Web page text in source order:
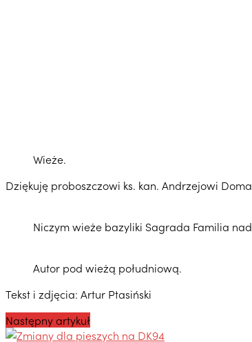
Wieże.
Dziękuję proboszczowi ks. kan. Andrzejowi
Niczym wieże bazyliki Sagrada Familia
Autor pod wieżą południową.
Tekst i zdjęcia: Artur Ptasiński
Następny artykuł